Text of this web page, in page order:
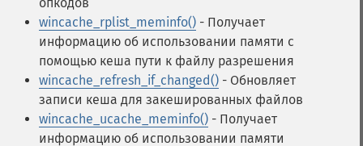
wincache_rplist_meminfo() - Получает
информацию об использовании памяти с
помощью кеша пути к файлу разрешения
wincache_refresh_if_changed() - Обновляет
записи кеша для закешированных файлов
wincache_ucache_meminfo() - Получает
информацию об использовании памяти